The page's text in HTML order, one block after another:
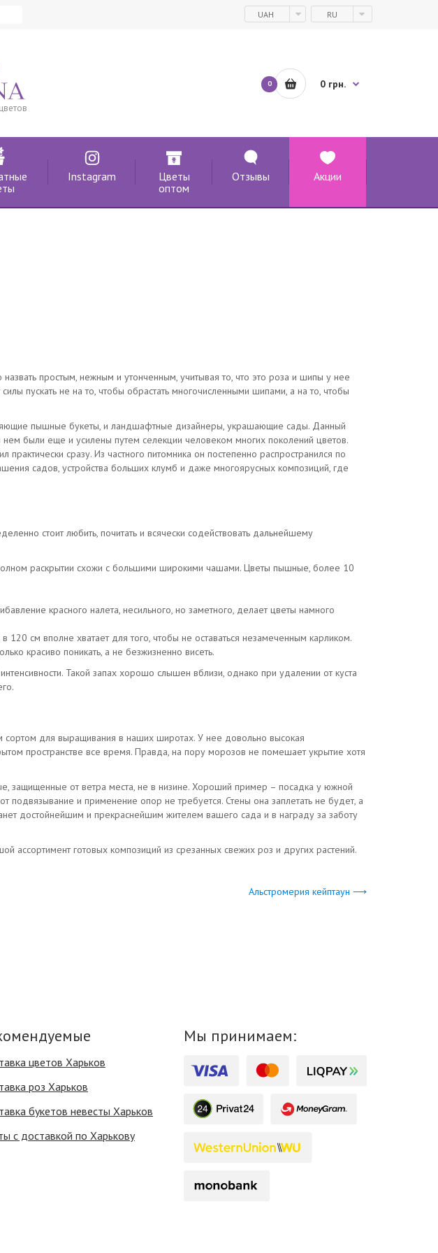
UAH RU
0 0 грн.
Instagram
Цветы
оптом
Отзывы Акции
простым, нежным и утонченным, учитывая то, что это роза и шипы у нее
пускать не на то, чтобы обрастать многочисленными шипами, а на то, чтобы
пышные букеты, и ландшафтные дизайнеры, украшающие сады. Данный
были еще и усилены путем селекции человеком многих поколений цветов.
сразу. Из частного питомника он постепенно распространился по
садов, устройства больших клумб и даже многоярусных композиций, где
стоит любить, почитать и всячески содействовать дальнейшему
раскрытии схожи с большими широкими чашами. Цветы пышные, более 10
красного налета, несильного, но заметного, делает цветы намного
120 см вполне хватает для того, чтобы не оставаться незамеченным карликом.
красиво поникать, а не безжизненно висеть.
Такой запах хорошо слышен вблизи, однако при удалении от куста
для выращивания в наших широтах. У нее довольно высокая
пространстве все время. Правда, на пору морозов не помешает укрытие хотя
защищенные от ветра места, не в низине. Хороший пример – посадка у южной
и применение опор не требуется. Стены она заплетать не будет, а
достойнейшим и прекраснейшим жителем вашего сада и в награду за заботу
ассортимент готовых композиций из срезанных свежих роз и других растений.
Альстромерия кейптаун ⟶
цветов Харьков
роз Харьков
букетов невесты Харьков
с доставкой по Харькову
Мы принимаем: